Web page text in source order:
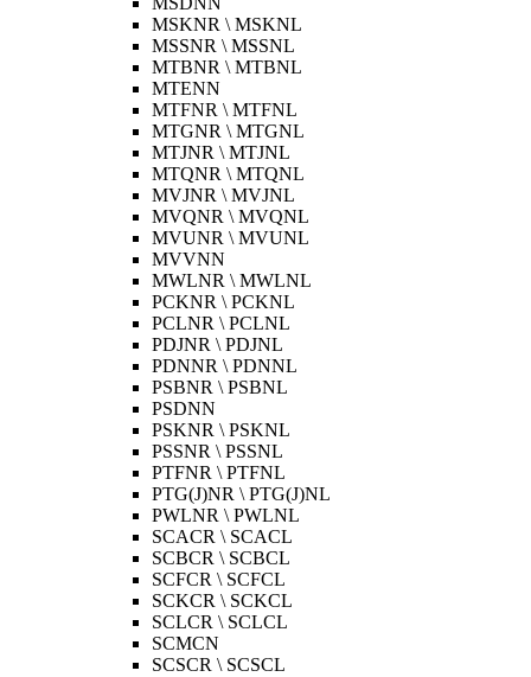
MSKNR \ MSKNL
MSSNR \ MSSNL
MTBNR \ MTBNL
MTENN
MTFNR \ MTFNL
MTGNR \ MTGNL
MTJNR \ MTJNL
MTQNR \ MTQNL
MVJNR \ MVJNL
MVQNR \ MVQNL
MVUNR \ MVUNL
MVVNN
MWLNR \ MWLNL
PCKNR \ PCKNL
PCLNR \ PCLNL
PDJNR \ PDJNL
PDNNR \ PDNNL
PSBNR \ PSBNL
PSDNN
PSKNR \ PSKNL
PSSNR \ PSSNL
PTFNR \ PTFNL
PTG(J)NR \ PTG(J)NL
PWLNR \ PWLNL
SCACR \ SCACL
SCBCR \ SCBCL
SCFCR \ SCFCL
SCKCR \ SCKCL
SCLCR \ SCLCL
SCMCN
SCSCR \ SCSCL